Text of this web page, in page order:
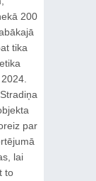
200
tika
par
lai
to